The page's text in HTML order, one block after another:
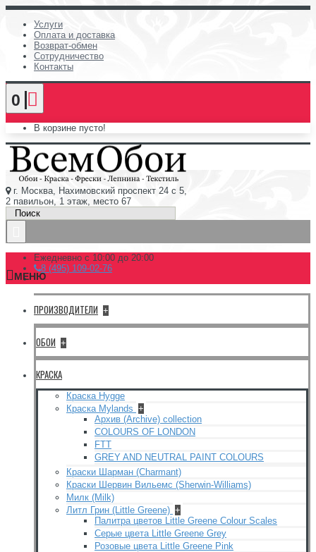
Услуги
Оплата и доставка
Возврат-обмен
Сотрудничество
Контакты
0
В корзине пусто!
г. Москва, Нахимовский проспект 24 с 5,
2 павильон, 1 этаж, место 67
Ежедневно с 10:00 до 20:00
8 (495) 109-02-76
МЕНЮ
ПРОИЗВОДИТЕЛИ +
ОБОИ +
КРАСКА
Краска Hygge
Краска Mylands +
Архив (Archive) collection
COLOURS OF LONDON
FTT
GREY AND NEUTRAL PAINT COLOURS
Краски Шарман (Charmant)
Краски Шервин Вильемс (Sherwin-Williams)
Милк (Milk)
Литл Грин (Little Greene) +
Палитра цветов Little Greene Colour Scales
Серые цвета Little Greene Grey
Розовые цвета Little Greene Pink